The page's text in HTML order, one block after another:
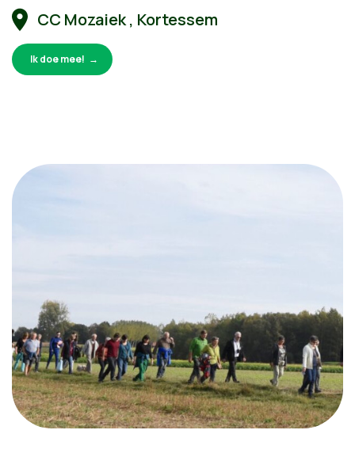
CC Mozaiek , Kortessem
Ik doe mee!